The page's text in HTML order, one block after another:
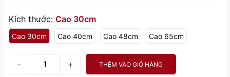
Kích thước: Cao 30cm
Cao 30cm Cao 40cm Cao 48cm Cao 65cm
− + THÊM VÀO GIỎ HÀNG